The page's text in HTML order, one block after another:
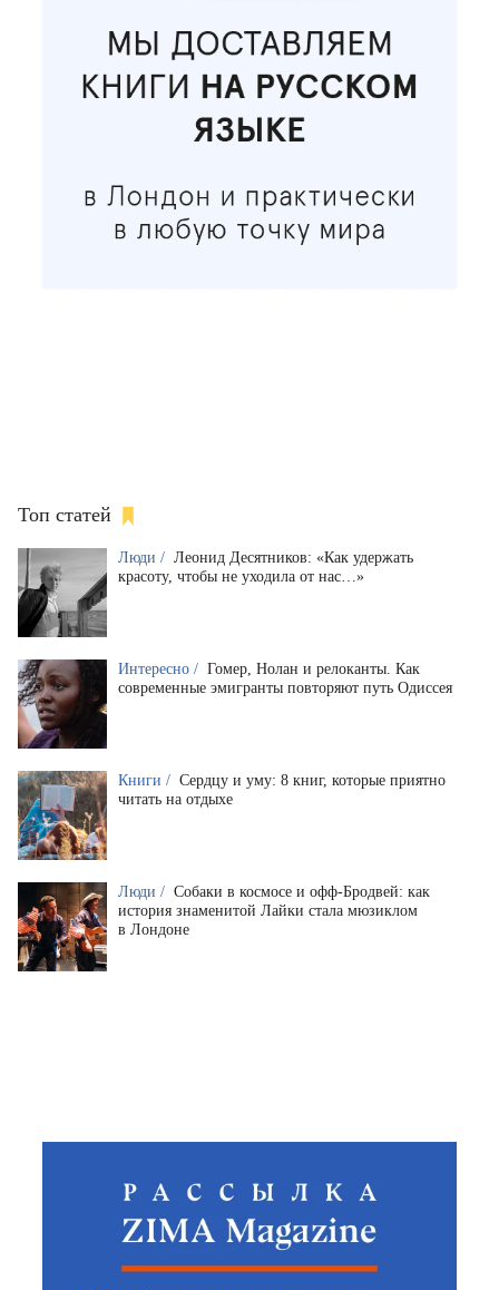
Топ статей
Люди / Леонид Десятников: «Как удержать
красоту, чтобы не уходила от нас…»
Интересно / Гомер, Нолан и релоканты. Как
современные эмигранты повторяют путь Одиссея
Книги / Сердцу и уму: 8 книг, которые приятно
читать на отдыхе
Люди / Собаки в космосе и офф-Бродвей: как
история знаменитой Лайки стала мюзиклом
в Лондоне